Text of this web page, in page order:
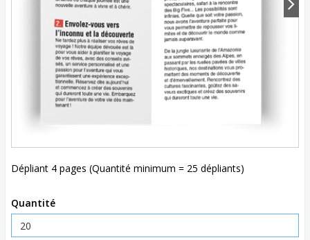
Dépliant 4 pages (Quantité minimum = 25 dépliants)
Quantité